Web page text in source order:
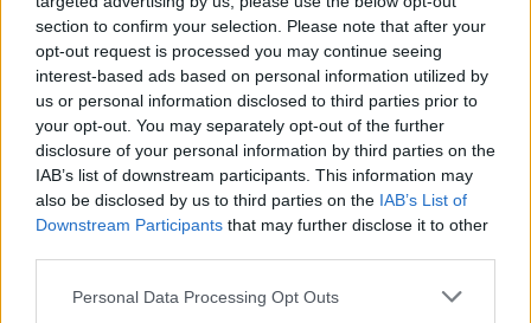
section to confirm your selection. Please note that after your
opt-out request is processed you may continue seeing
interest-based ads based on personal information utilized by
us or personal information disclosed to third parties prior to
your opt-out. You may separately opt-out of the further
disclosure of your personal information by third parties on the
IAB’s list of downstream participants. This information may
also be disclosed by us to third parties on the IAB’s List of
Downstream Participants that may further disclose it to other
Personal Data Processing Opt Outs
Sectores y actividades
Deportes, Ocio, Espectáculos, Eventos,
Náutica, Servicios Culturales y Plataformas
Online:
Artículos y Material Deportivo - Venta Online